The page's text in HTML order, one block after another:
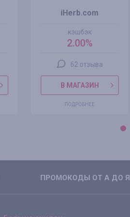
iHerb.com
кэшбэк
2.00%
62 отзыва
В МАГАЗИН
ПОДРОБНЕЕ
ПРОМОКОДЫ ОТ А ДО Я